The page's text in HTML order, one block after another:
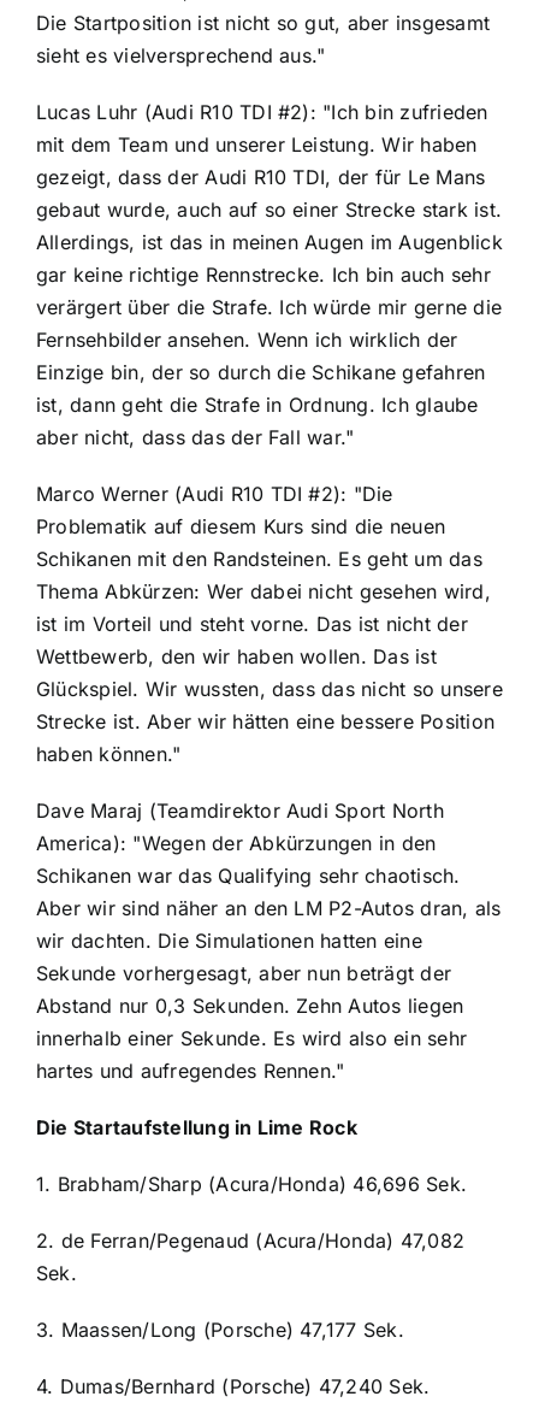
Die Startposition ist nicht so gut, aber insgesamt
sieht es vielversprechend aus."
Lucas Luhr (Audi R10 TDI #2): "Ich bin zufrieden
mit dem Team und unserer Leistung. Wir haben
gezeigt, dass der Audi R10 TDI, der für Le Mans
gebaut wurde, auch auf so einer Strecke stark ist.
Allerdings, ist das in meinen Augen im Augenblick
gar keine richtige Rennstrecke. Ich bin auch sehr
verärgert über die Strafe. Ich würde mir gerne die
Fernsehbilder ansehen. Wenn ich wirklich der
Einzige bin, der so durch die Schikane gefahren
ist, dann geht die Strafe in Ordnung. Ich glaube
aber nicht, dass das der Fall war."
Marco Werner (Audi R10 TDI #2): "Die
Problematik auf diesem Kurs sind die neuen
Schikanen mit den Randsteinen. Es geht um das
Thema Abkürzen: Wer dabei nicht gesehen wird,
ist im Vorteil und steht vorne. Das ist nicht der
Wettbewerb, den wir haben wollen. Das ist
Glückspiel. Wir wussten, dass das nicht so unsere
Strecke ist. Aber wir hätten eine bessere Position
haben können."
Dave Maraj (Teamdirektor Audi Sport North
America): "Wegen der Abkürzungen in den
Schikanen war das Qualifying sehr chaotisch.
Aber wir sind näher an den LM P2-Autos dran, als
wir dachten. Die Simulationen hatten eine
Sekunde vorhergesagt, aber nun beträgt der
Abstand nur 0,3 Sekunden. Zehn Autos liegen
innerhalb einer Sekunde. Es wird also ein sehr
hartes und aufregendes Rennen."
Die Startaufstellung in Lime Rock
1. Brabham/Sharp (Acura/Honda) 46,696 Sek.
2. de Ferran/Pegenaud (Acura/Honda) 47,082
Sek.
3. Maassen/Long (Porsche) 47,177 Sek.
4. Dumas/Bernhard (Porsche) 47,240 Sek.